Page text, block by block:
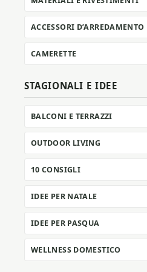
ACCESSORI D’ARREDAMENTO
CAMERETTE
STAGIONALI E IDEE
BALCONI E TERRAZZI
OUTDOOR LIVING
10 CONSIGLI
IDEE PER NATALE
IDEE PER PASQUA
WELLNESS DOMESTICO